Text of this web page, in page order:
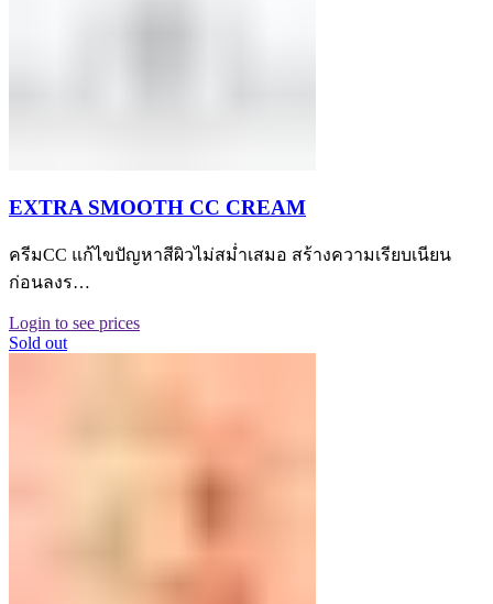
EXTRA SMOOTH CC CREAM
ครีมCC แก้ไขปัญหาสีผิวไม่สม่ำเสมอ สร้างความเรียบเนียน
ก่อนลงร…
Login to see prices
Sold out